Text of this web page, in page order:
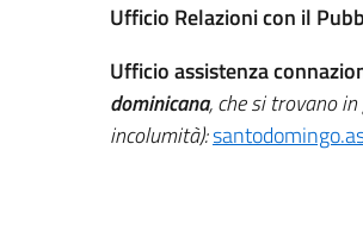
Ufficio Relazioni con il
Ufficio assistenza
dominicana, che si trovano
incolumità):